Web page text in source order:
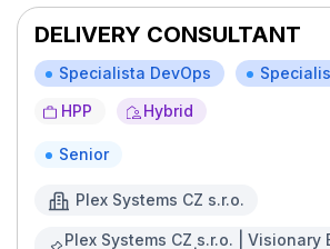
DELIVERY CONSULTANT
Specialista DevOps
HPP
Hybrid
Senior
Plex Systems CZ s.r.o.
Plex Systems CZ s.r.o. | Visionary